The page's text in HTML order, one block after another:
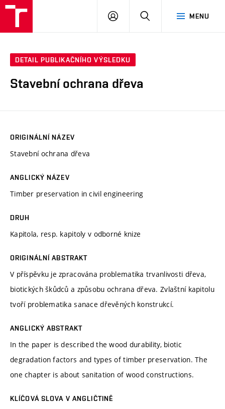
MENU
PŘIHLÁSIT
DETAIL PUBLIKAČNÍHO VÝSLEDKU
Stavební ochrana dřeva
ORIGINÁLNÍ NÁZEV
Stavební ochrana dřeva
ANGLICKÝ NÁZEV
Timber preservation in civil engineering
DRUH
Kapitola, resp. kapitoly v odborné knize
ORIGINÁLNÍ ABSTRAKT
V příspěvku je zpracována problematika trvanlivosti dřeva,
biotických škůdců a způsobu ochrana dřeva. Zvlaštní kapitolu
tvoří problematika sanace dřevěných konstrukcí.
ANGLICKÝ ABSTRAKT
In the paper is described the wood durability, biotic
degradation factors and types of timber preservation. The
one chapter is about sanitation of wood constructions.
KLÍČOVÁ SLOVA V ANGLIČTINĚ